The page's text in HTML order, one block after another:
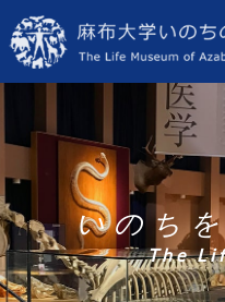
いの ち
The Li